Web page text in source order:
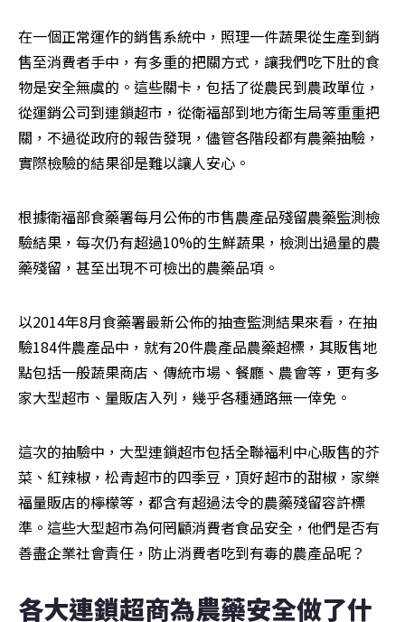
在一個正常運作的銷售系統中，照理一件蔬果從生產到銷
售至消費者手中，有多重的把關方式，讓我們吃下肚的食
物是安全無虞的。這些關卡，包括了從農民到農政單位，
從運銷公司到連鎖超市，從衛福部到地方衛生局等重重把
關，不過從政府的報告發現，儘管各階段都有農藥抽驗，
實際檢驗的結果卻是難以讓人安心。
根據衛福部食藥署每月公佈的市售農產品殘留農藥監測檢
驗結果，每次仍有超過10%的生鮮蔬果，檢測出過量的農
藥殘留，甚至出現不可檢出的農藥品項。
以2014年8月食藥署最新公佈的抽查監測結果來看，在抽
驗184件農產品中，就有20件農產品農藥超標，其販售地
點包括一般蔬果商店、傳統市場、餐廳、農會等，更有多
家大型超市、量販店入列，幾乎各種通路無一倖免。
這次的抽驗中，大型連鎖超市包括全聯福利中心販售的芥
菜、紅辣椒，松青超市的四季豆，頂好超市的甜椒，家樂
福量販店的檸檬等，都含有超過法令的農藥殘留容許標
準。這些大型超市為何罔顧消費者食品安全，他們是否有
善盡企業社會責任，防止消費者吃到有毒的農產品呢？
各大連鎖超商為農藥安全做了什